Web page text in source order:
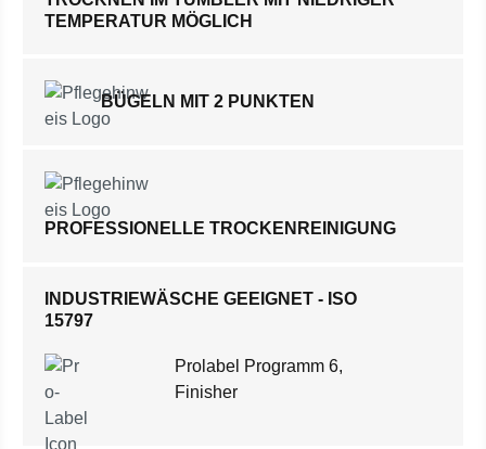
TEMPERATUR MÖGLICH
BÜGELN MIT 2 PUNKTEN
PROFESSIONELLE TROCKENREINIGUNG
INDUSTRIEWÄSCHE GEEIGNET - ISO
15797
Prolabel Programm 6,
Finisher